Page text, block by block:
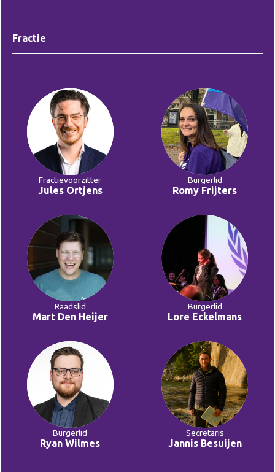
Fractie
Fractievoorzitter
Jules Ortjens
Burgerlid
Romy Frijters
Raadslid
Mart Den Heijer
Burgerlid
Lore Eckelmans
Burgerlid
Ryan Wilmes
Secretaris
Jannis Besuijen